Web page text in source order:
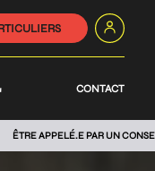
CONTACT
ÊTRE APPELÉ.E PAR UN